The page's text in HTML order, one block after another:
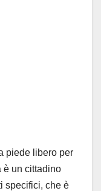
piede libero per
è un cittadino
specifici, che è